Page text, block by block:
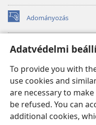
Adatvédelmi
To provide you with
use cookies and
are necessary to
be refused. You can
additional cookies,
Adományozás
(opens
new
Őrtorony ONLINE
(opens
window)JW Hub
(opens
new
window)JW Library
Watchtower Library